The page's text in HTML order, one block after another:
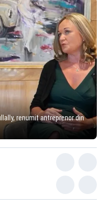
renumit antreprenor din